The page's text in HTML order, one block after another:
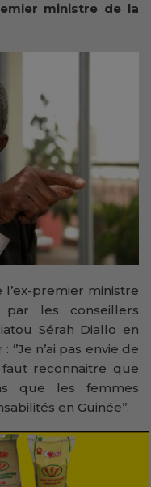
ministre de la
premier ministre
les conseillers
Sérah Diallo en
n’ai pas envie de
reconnaitre que
que les femmes
en Guinée’’.